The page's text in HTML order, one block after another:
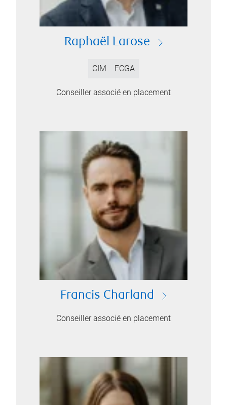
Raphaël Larose
CIM FCGA
Conseiller associé en placement
Francis Charland
Conseiller associé en placement